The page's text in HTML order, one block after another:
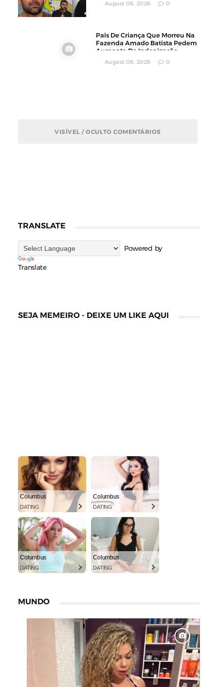
August 06, 2026 0
Pais De Criança Que Morreu Na
Fazenda Amado Batista Pedem
Aumento De Indenização
August 06, 2026 0
VISÍVEL / OCULTO COMENTÁRIOS
TRANSLATE
Powered by
Translate
SEJA MEMEIRO - DEIXE UM LIKE AQUI
Columbus
DATING
Columbus
DATING
Columbus
DATING
Columbus
DATING
MUNDO